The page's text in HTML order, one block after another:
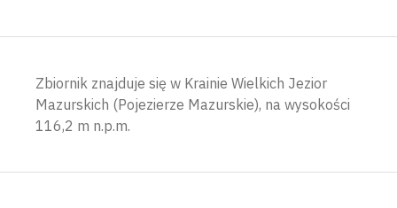
Zbiornik znajduje się w Krainie Wielkich Jezior
Mazurskich (Pojezierze Mazurskie), na wysokości
116,2 m n.p.m.